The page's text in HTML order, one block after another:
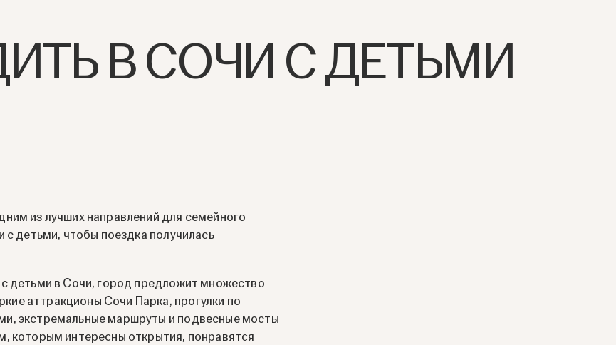
В СОЧИ С ДЕТЬМИ
из лучших направлений для семейного
с детьми, чтобы поездка получилась
с детьми в Сочи, город предложит множество
аттракционы Сочи Парка, прогулки по
экстремальные маршруты и подвесные мосты
которым интересны открытия, понравятся